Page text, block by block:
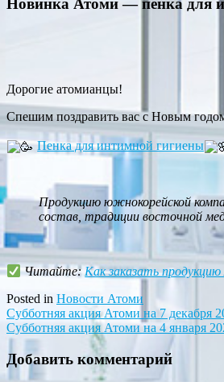
Новинка Атоми — пенка для
Дорогие атомианцы!
Спешим поздравить вас с Новым
Пенка для интимной гигиены
Продукцию южнокорейской
состав, традиции восточной
Читайте: Как заказать
Posted in Новости Атоми
Навигация
по
записям
Субботняя акция Атоми на 7 декабря
Субботняя акция Атоми на 4 января
Добавить комментарий